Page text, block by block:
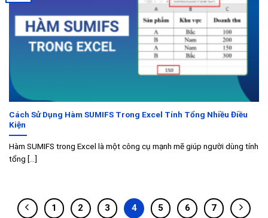
Cách Sử Dụng Hàm SUMIFS Trong Excel Tính Tổng Nhiều Điều
Kiện
Hàm SUMIFS trong Excel là một công cụ mạnh mẽ giúp người dùng tính
tổng [...]
1 2 3 4 5 6 7